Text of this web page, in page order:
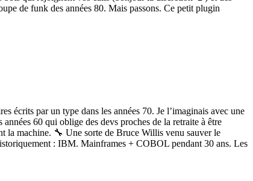
de funk des années 80. Mais passons. Ce petit plugin
écrits par un type dans les années 70. Je l’imaginais avec une
60 qui oblige des devs proches de la retraite à être
la machine. 🔧 Une sorte de Bruce Willis venu sauver le
: IBM. Mainframes + COBOL pendant 30 ans. Les